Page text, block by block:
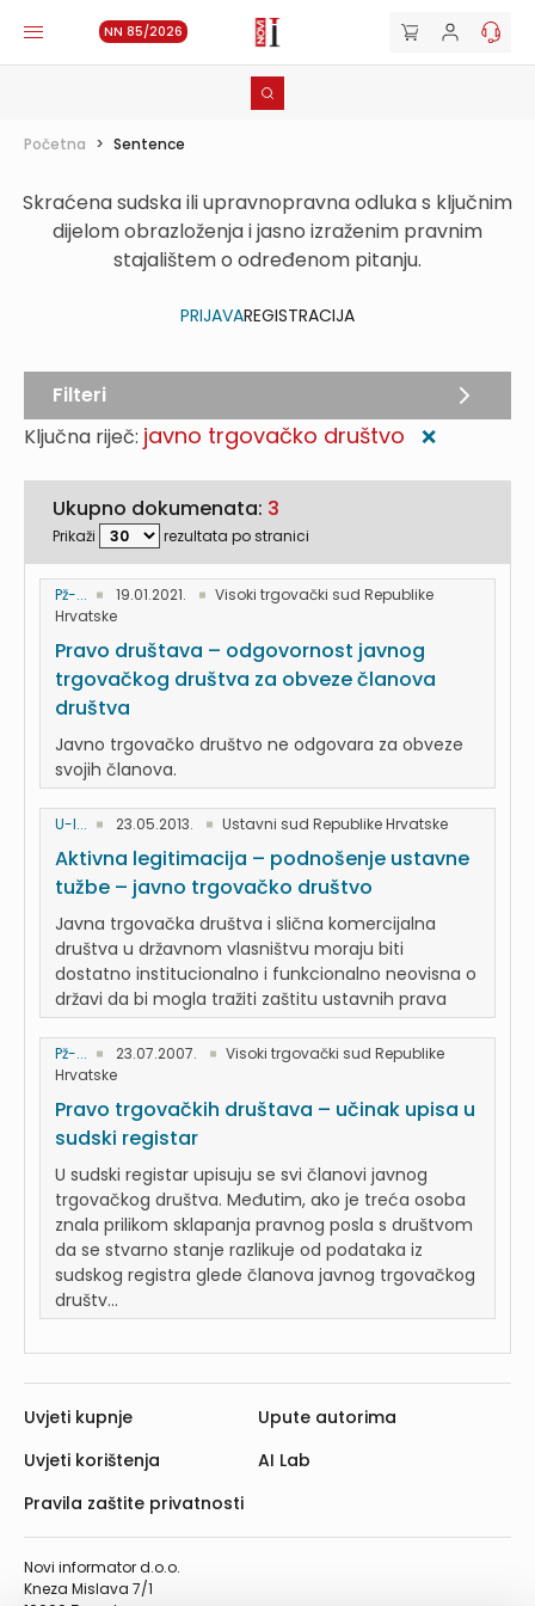
NN 85/2026
Početna > Sentence
Skraćena sudska ili upravnopravna odluka s ključnim
dijelom obrazloženja i jasno izraženim pravnim
stajalištem o određenom pitanju.
PRIJAVAREGISTRACIJA
Ključna riječ: javno trgovačko društvo ❌
Ukupno dokumenata: 3
Prikaži rezultata po stranici
Pž-... 19.01.2021.
Visoki trgovački sud Republike
Hrvatske
Pravo društava – odgovornost javnog
trgovačkog društva za obveze članova
društva
Javno trgovačko društvo ne odgovara za obveze
svojih članova.
U-I... 23.05.2013. Ustavni sud Republike Hrvatske
Aktivna legitimacija – podnošenje ustavne
tužbe – javno trgovačko društvo
Javna trgovačka društva i slična komercijalna
društva u državnom vlasništvu moraju biti
dostatno institucionalno i funkcionalno neovisna o
državi da bi mogla tražiti zaštitu ustavnih prava
Pž-... 23.07.2007.
Visoki trgovački sud Republike
Hrvatske
Pravo trgovačkih društava – učinak upisa u
sudski registar
U sudski registar upisuju se svi članovi javnog
trgovačkog društva. Međutim, ako je treća osoba
znala prilikom sklapanja pravnog posla s društvom
da se stvarno stanje razlikuje od podataka iz
sudskog registra glede članova javnog trgovačkog
društv...
Filteri
Novi informator d.o.o.
Kneza Mislava 7/1
Uvjeti kupnje
Uvjeti korištenja
Pravila zaštite privatnosti
Upute autorima
AI Lab